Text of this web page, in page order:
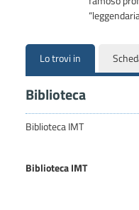
Lo trovi in
Biblioteca
Biblioteca IMT
Biblioteca IMT